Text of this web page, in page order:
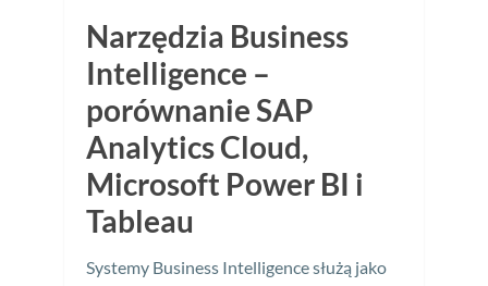
Narzędzia Business
Intelligence –
porównanie SAP
Analytics Cloud,
Microsoft Power BI i
Tableau
Systemy Business Intelligence służą jako